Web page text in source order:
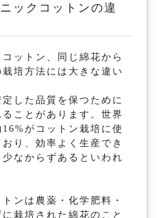
ックコットンの違
ットン、同じ綿花から
培方法には大きな違い
した品質を保つために
ことがあります。世界
がコットン栽培に使
り、効率よく生産でき
なからずあるといわれ
ンは農薬・化学肥料・
栽培された綿花のこと